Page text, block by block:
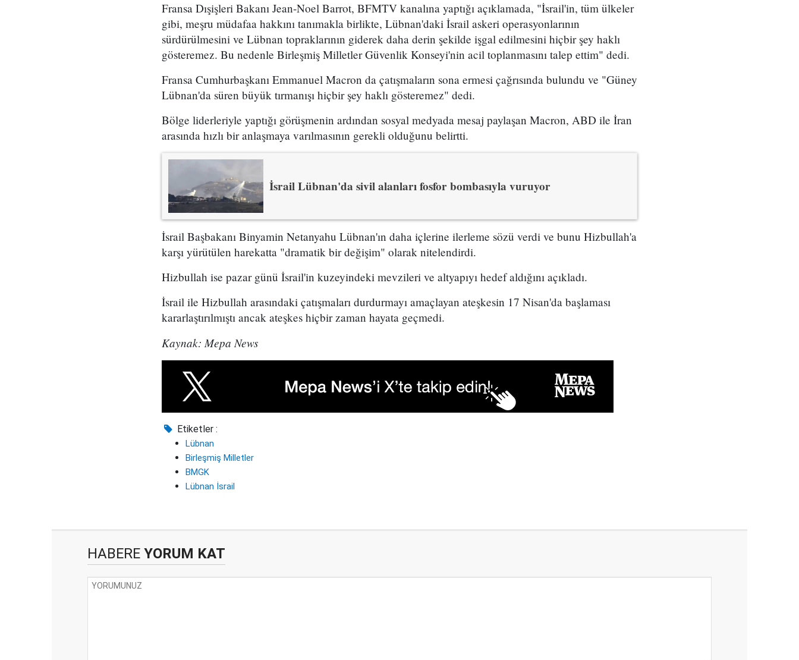
Fransa Dışişleri Bakanı Jean-Noel Barrot, BFMTV kanalına yaptığı açıklamada, "İsrail'in, tüm ülkeler
gibi, meşru müdafaa hakkını tanımakla birlikte, Lübnan'daki İsrail askeri operasyonlarının
sürdürülmesini ve Lübnan topraklarının giderek daha derin şekilde işgal edilmesini hiçbir şey haklı
gösteremez. Bu nedenle Birleşmiş Milletler Güvenlik Konseyi'nin acil toplanmasını talep ettim" dedi.
Fransa Cumhurbaşkanı Emmanuel Macron da çatışmaların sona ermesi çağrısında bulundu ve "Güney
Lübnan'da süren büyük tırmanışı hiçbir şey haklı gösteremez" dedi.
Bölge liderleriyle yaptığı görüşmenin ardından sosyal medyada mesaj paylaşan Macron, ABD ile İran
arasında hızlı bir anlaşmaya varılmasının gerekli olduğunu belirtti.
İsrail Lübnan'da sivil alanları fosfor bombasıyla vuruyor
İsrail Başbakanı Binyamin Netanyahu Lübnan'ın daha içlerine ilerleme sözü verdi ve bunu Hizbullah'a
karşı yürütülen harekatta "dramatik bir değişim" olarak nitelendirdi.
Hizbullah ise pazar günü İsrail'in kuzeyindeki mevzileri ve altyapıyı hedef aldığını açıkladı.
İsrail ile Hizbullah arasındaki çatışmaları durdurmayı amaçlayan ateşkesin 17 Nisan'da başlaması
kararlaştırılmıştı ancak ateşkes hiçbir zaman hayata geçmedi.
Kaynak: Mepa News
Etiketler :
Lübnan
Birleşmiş Milletler
BMGK
Lübnan İsrail
HABERE YORUM KAT